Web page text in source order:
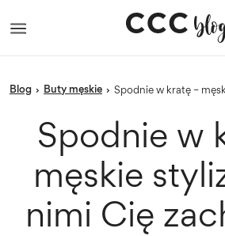
blog › Buty męskie › Spodnie w kratę –
Spodnie w
męskie
nimi Cię